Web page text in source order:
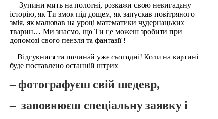
Зупини мить на полотні, розкажи свою невигадану
історію, як Ти змок під дощем, як запускав повітряного
змія, як малював на уроці математики чудернацьких
тварин… Ми знаємо, що Ти це можеш зробити при
допомозі свого пензля та фантазії !
Відгукнися та починай уже сьогодні! Коли на картині
буде поставлено останній штрих
– фотографуєш свій шедевр,
– заповнюєш спеціальну заявку і